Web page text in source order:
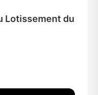
Lotissement du